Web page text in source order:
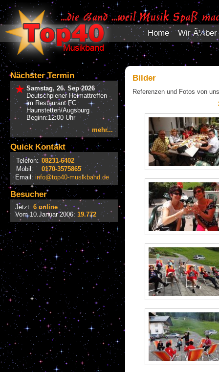
Home Wir Ã¼ber
Nächster Termin
Samstag, 26. Sep 2026
Deutschpiener Heimattreffen -
im Restaurant FC
Haunstetten/Augsburg
Beginn:12:00 Uhr
mehr...
Quick Kontakt
Telefon: 08231-6402
Mobil:
0170-3575865
Email:info@top40-musikband.de
Besucher
Jetzt: 6 online
Vom 10.Januar 2006: 19.772
Bilder
Referenzen und Fotos von